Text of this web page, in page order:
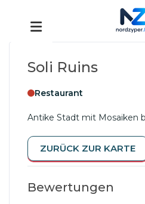
Soli Ruins
Restaurant
Antike Stadt mit Mosaiken
ZURÜCK ZUR KARTE
Bewertungen